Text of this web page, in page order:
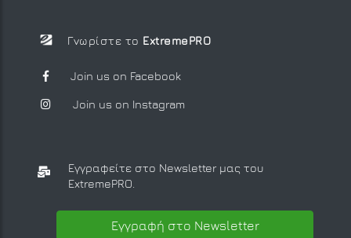
Γνωρίστε το ExtremePRO
Join us on Facebook
Join us on Instagram
Εγγραφείτε στο Newsletter μας του
ExtremePRO.
Εγγραφή στο Newsletter